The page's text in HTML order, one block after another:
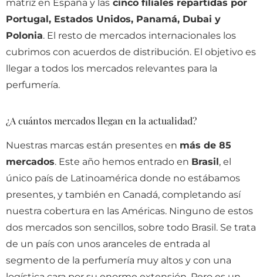
matriz en España y las cinco filiales repartidas por
Portugal, Estados Unidos, Panamá, Dubai y
Polonia. El resto de mercados internacionales los
cubrimos con acuerdos de distribución. El objetivo es
llegar a todos los mercados relevantes para la
perfumería.
¿A cuántos mercados llegan en la actualidad?
Nuestras marcas están presentes en más de 85
mercados. Este año hemos entrado en Brasil, el
único país de Latinoamérica donde no estábamos
presentes, y también en Canadá, completando así
nuestra cobertura en las Américas. Ninguno de estos
dos mercados son sencillos, sobre todo Brasil. Se trata
de un país con unos aranceles de entrada al
segmento de la perfumería muy altos y con una